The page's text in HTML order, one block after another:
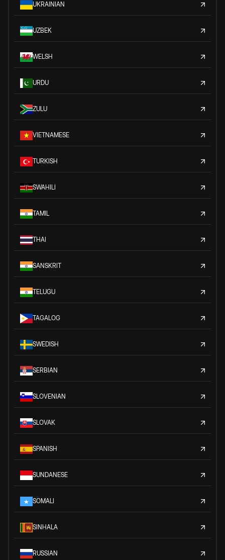
UKRAINIAN
UZBEK
WELSH
URDU
ZULU
VIETNAMESE
TURKISH
SWAHILI
TAMIL
THAI
SANSKRIT
TELUGU
TAGALOG
SWEDISH
SERBIAN
SLOVENIAN
SLOVAK
SPANISH
SUNDANESE
SOMALI
SINHALA
RUSSIAN